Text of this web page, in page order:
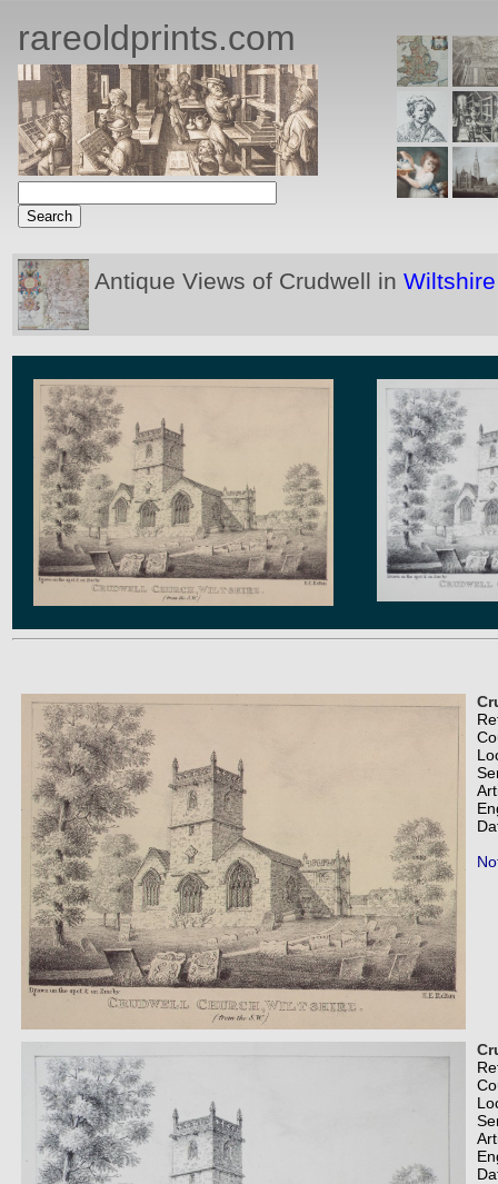
rareoldprints.com
Antique Views of Crudwell in Wiltshire